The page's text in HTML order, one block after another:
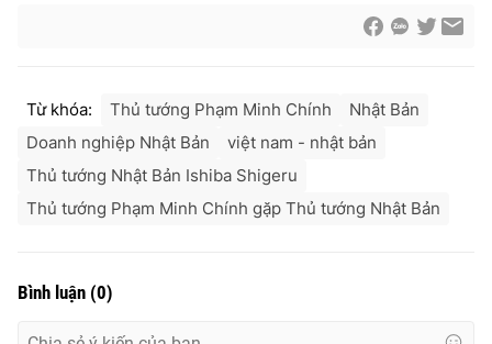
Từ khóa: Thủ tướng Phạm Minh Chính
Nhật Bản
Doanh nghiệp Nhật Bản
việt nam - nhật bản
Thủ tướng Nhật Bản Ishiba Shigeru
Thủ tướng Phạm Minh Chính gặp Thủ tướng Nhật Bản
Bình luận (0)